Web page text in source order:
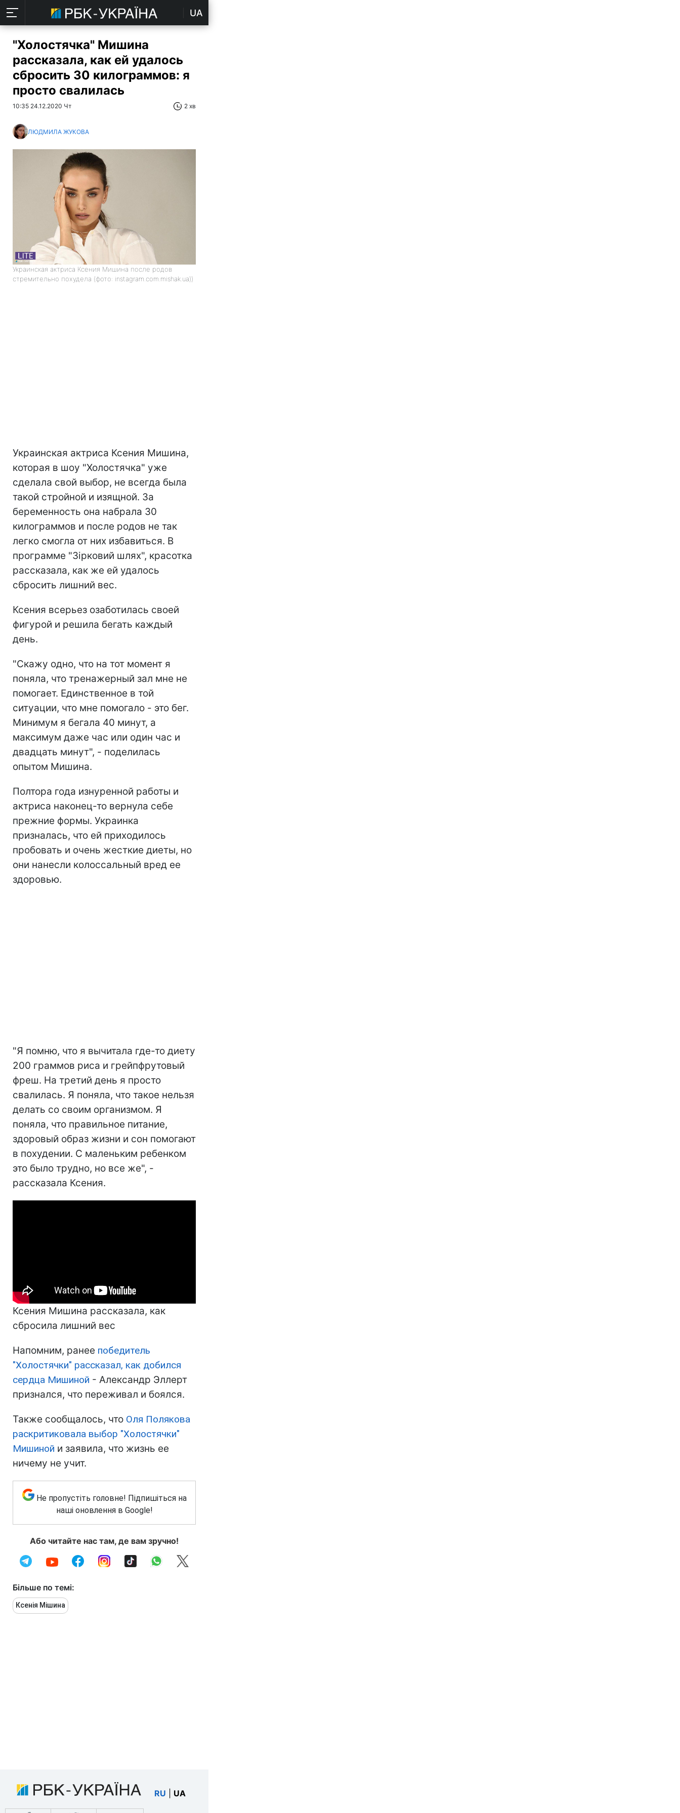
UA
"Холостячка" Мишина
рассказала, как ей удалось
сбросить 30 килограммов: я
просто свалилась
10:35 24.12.2020 Чт 2 хв
ЛЮДМИЛА ЖУКОВА
Украинская актриса Ксения Мишина после родов
стремительно похудела (фото: instagram.com.mishak.ua))
Украинская актриса Ксения Мишина,
которая в шоу "Холостячка" уже
сделала свой выбор, не всегда была
такой стройной и изящной. За
беременность она набрала 30
килограммов и после родов не так
легко смогла от них избавиться. В
программе "Зірковий шлях", красотка
рассказала, как же ей удалось
сбросить лишний вес.
Ксения всерьез озаботилась своей
фигурой и решила бегать каждый
день.
"Скажу одно, что на тот момент я
поняла, что тренажерный зал мне не
помогает. Единственное в той
ситуации, что мне помогало - это бег.
Минимум я бегала 40 минут, а
максимум даже час или один час и
двадцать минут", - поделилась
опытом Мишина.
Полтора года изнуренной работы и
актриса наконец-то вернула себе
прежние формы. Украинка
призналась, что ей приходилось
пробовать и очень жесткие диеты, но
они нанесли колоссальный вред ее
здоровью.
"Я помню, что я вычитала где-то диету
200 граммов риса и грейпфрутовый
фреш. На третий день я просто
свалилась. Я поняла, что такое нельзя
делать со своим организмом. Я
поняла, что правильное питание,
здоровый образ жизни и сон помогают
в похудении. С маленьким ребенком
это было трудно, но все же", -
рассказала Ксения.
Ксения Мишина рассказала, как
сбросила лишний вес
Напомним, ранее победитель
"Холостячки" рассказал, как добился
сердца Мишиной - Александр Эллерт
признался, что переживал и боялся.
Также сообщалось, что Оля Полякова
раскритиковала выбор "Холостячки"
Мишиной и заявила, что жизнь ее
ничему не учит.
Не пропустіть головне! Підпишіться на
наші оновлення в Google!
Або читайте нас там, де вам зручно!
Більше по темі:
Ксенія Мішина
RU UA